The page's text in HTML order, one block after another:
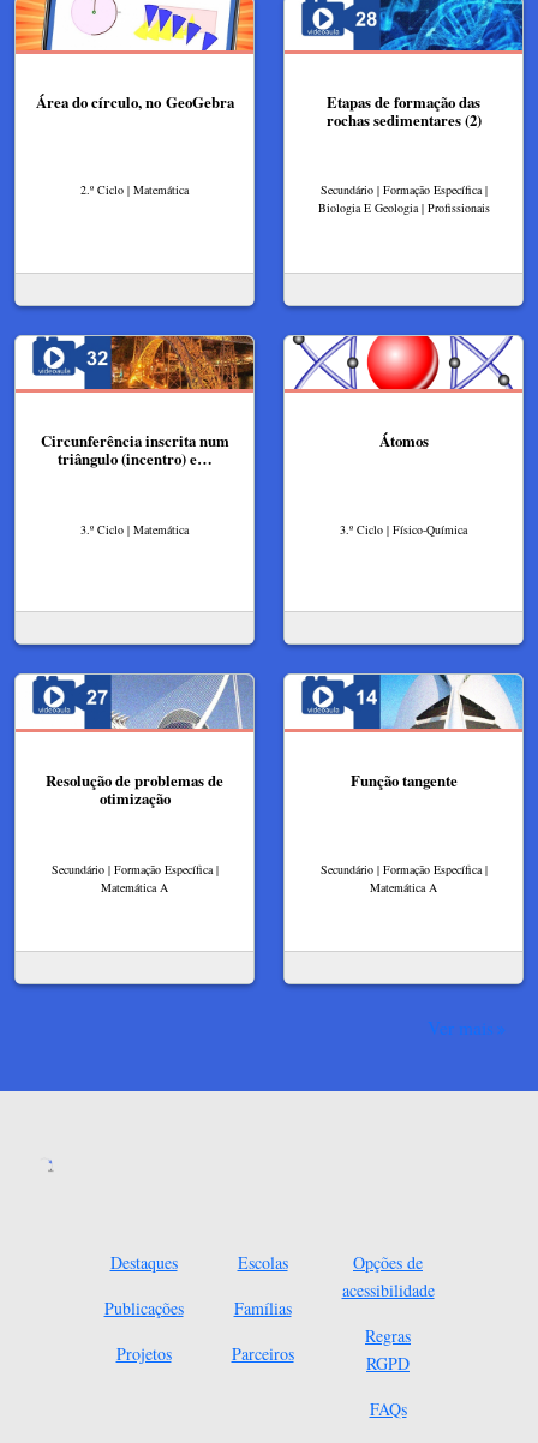
Área do círculo, no GeoGebra
2.º Ciclo | Matemática
Etapas de formação das
rochas sedimentares (2)
Secundário | Formação Específica |
Biologia E Geologia | Profissionais
Circunferência inscrita num
triângulo (incentro) e…
3.º Ciclo | Matemática
Átomos
3.º Ciclo | Físico-Química
Resolução de problemas de
otimização
Secundário | Formação Específica |
Matemática A
Função tangente
Secundário | Formação Específica |
Matemática A
Ver mais
Destaques
Publicações
Projetos
Escolas
Famílias
Parceiros
Opções de
acessibilidade
Regras
RGPD
FAQs